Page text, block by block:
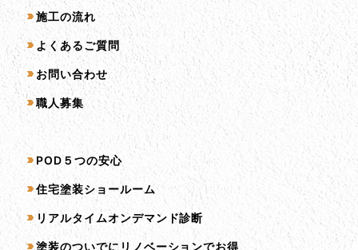
施工の流れ
よくあるご質問
お問い合わせ
職人募集
サービス一覧
POD５つの安心
住宅塗装ショールーム
リアルタイムオンデマンド診断
塗装のついでにリノベーションでお得